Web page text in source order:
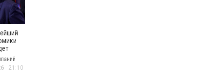
21:10